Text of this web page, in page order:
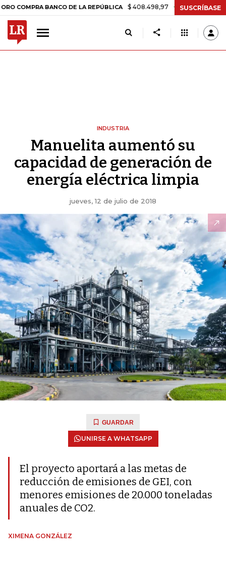
BANCO DE LA REPÚBLICA $ 408.498,97 +$ 8.753,81 +2,19%
SUSCRÍBASE
INDUSTRIA
Manuelita aumentó su
capacidad de generación de
energía eléctrica limpia
jueves, 12 de julio de 2018
GUARDAR
UNIRSE A WHATSAPP
El proyecto aportará a las metas de
reducción de emisiones de GEI, con
menores emisiones de 20.000 toneladas
anuales de CO2.
XIMENA GONZÁLEZ